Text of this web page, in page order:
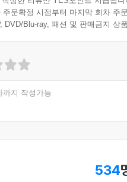
주문확정 시점부터 마지막 회차 주
DVD/Blu-ray, 패션 및 판매금지 상
까지 작성가능
534